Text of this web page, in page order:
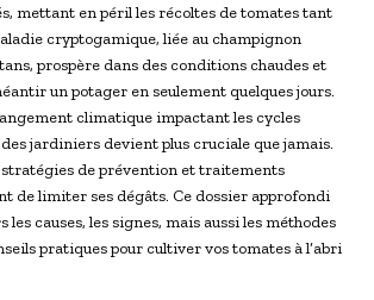
mettant en péril les récoltes de tomates tant
cryptogamique, liée au champignon
prospère dans des conditions chaudes et
un potager en seulement quelques jours.
climatique impactant les cycles
jardiniers devient plus cruciale que jamais.
de prévention et traitements
de limiter ses dégâts. Ce dossier approfondi
les causes, les signes, mais aussi les méthodes
pratiques pour cultiver vos tomates à l’abri